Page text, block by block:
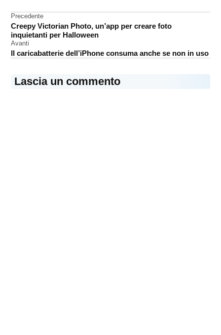
OS
X
Navigazione
articoli
Precedente
Creepy Victorian Photo, un’app per creare foto
inquietanti per Halloween
Avanti
Il caricabatterie dell’iPhone consuma anche se non in uso
Lascia un commento